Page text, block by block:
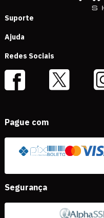
Suporte
Ajuda
Redes Sociais
Pague com
Segurança